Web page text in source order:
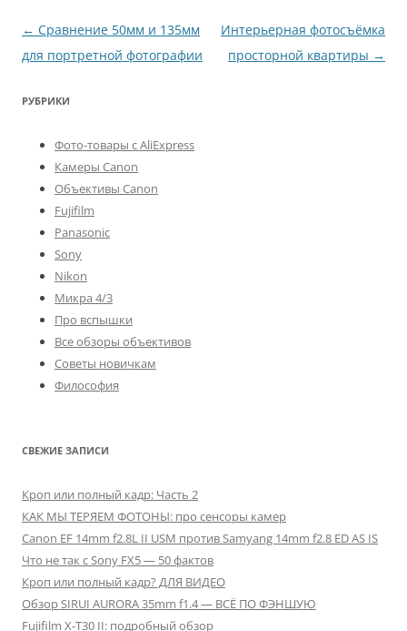
Навигация
по
← Сравнение 50мм и 135мм
для портретной фотографии
Интерьерная фотосъёмка
просторной квартиры →
РУБРИКИ
Фото-товары с AliExpress
Камеры Canon
Объективы Canon
Fujifilm
Panasonic
Sony
Nikon
Микра 4/3
Про вспышки
Все обзоры объективов
Советы новичкам
Философия
СВЕЖИЕ ЗАПИСИ
Кроп или полный кадр: Часть 2
КАК МЫ ТЕРЯЕМ ФОТОНЫ: про сенсоры камер
Canon EF 14mm f2.8L II USM против Samyang 14mm f2.8 ED AS IS
Что не так с Sony FX5 — 50 фактов
Кроп или полный кадр? ДЛЯ ВИДЕО
Обзор SIRUI AURORA 35mm f1.4 — ВСЁ ПО ФЭНШУЮ
Fujifilm X-T30 II: подробный обзор